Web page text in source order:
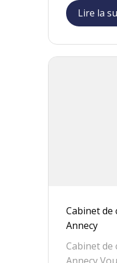
Lire la
Cabinet
Annecy
Cabinet